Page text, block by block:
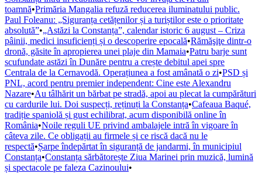
toamnă•Primăria Mangalia refuză reducerea iluminatului public.
Paul Foleanu: „Siguranța cetățenilor și a turiștilor este o prioritate
absolută”•„Astăzi la Constanța”, calendar istoric 6 august – Criza
pâinii, medici insuficienți și o descoperire epocală•Rămăşiţe dintr-o
dronă, găsite în apropierea unei plaje din Mamaia•Patru barje sunt
scufundate astăzi în Dunăre pentru a crește debitul apei spre
Centrala de la Cernavodă. Operațiunea a fost amânată o zi•PSD și
PNL, acord pentru premier independent: Cine este Alexandru
Nazare•Au tâlhărit un bărbat pe stradă, apoi au plecat la cumpărături
cu cardurile lui. Doi suspecți, reținuți la Constanța•Cafeaua Baqué,
tradiție spaniolă și gust echilibrat, acum disponibilă online în
România•Noile reguli UE privind ambalajele intră în vigoare în
câteva zile. Ce obligații au firmele și ce riscă dacă nu le
respectă•Șarpe îndepărtat în siguranță de jandarmi, în municipiul
Constanța•Constanța sărbătorește Ziua Marinei prin muzică, lumină
și spectacole pe faleza Cazinoului•